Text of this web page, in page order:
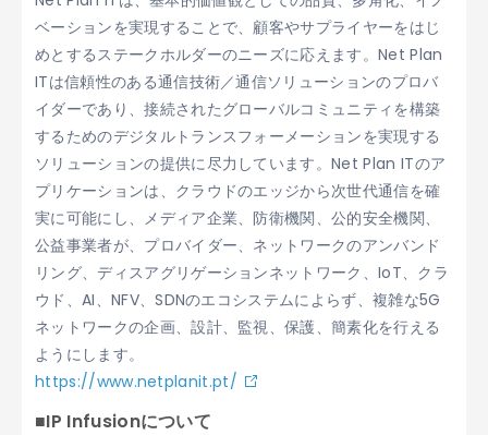
ベーションを実現することで、顧客やサプライヤーをはじ
めとするステークホルダーのニーズに応えます。Net Plan
ITは信頼性のある通信技術／通信ソリューションのプロバ
イダーであり、接続されたグローバルコミュニティを構築
するためのデジタルトランスフォーメーションを実現する
ソリューションの提供に尽力しています。Net Plan ITのア
プリケーションは、クラウドのエッジから次世代通信を確
実に可能にし、メディア企業、防衛機関、公的安全機関、
公益事業者が、プロバイダー、ネットワークのアンバンド
リング、ディスアグリゲーションネットワーク、IoT、クラ
ウド、AI、NFV、SDNのエコシステムによらず、複雑な5G
ネットワークの企画、設計、監視、保護、簡素化を行える
ようにします。
https://www.netplanit.pt/
■IP Infusionについて